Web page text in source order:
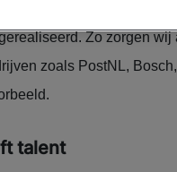
wensen van de
Zo zorgen
zoals PostNL,
talent